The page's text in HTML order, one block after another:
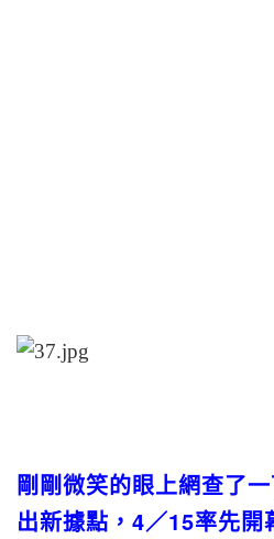
剛剛微笑的眼上網查了
出新據點，4／15率先